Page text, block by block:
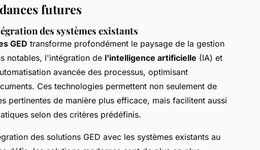
futures
des systèmes existants
GED transforme profondément le paysage de la gestion
notables, l'intégration de l'intelligence artificielle (IA) et
avancée des processus, optimisant
Ces technologies permettent non seulement de
pertinentes de manière plus efficace, mais facilitent aussi
selon des critères prédéfinis.
des solutions GED avec les systèmes existants au